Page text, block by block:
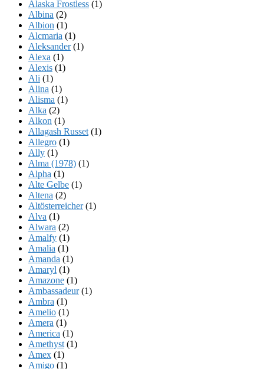
Alaska Frostless (1)
Albina (2)
Albion (1)
Alcmaria (1)
Aleksander(1)
Alexa (1)
Alexis (1)
Ali (1)
Alina (1)
Alisma (1)
Alka (2)
Alkon (1)
Allagash Russet (1)
Allegro (1)
Ally (1)
Alma (1978) (1)
Alpha (1)
Alte Gelbe (1)
Altena (2)
Altösterreicher(1)
Alva (1)
Alwara (2)
Amalfy (1)
Amalia (1)
Amanda (1)
Amaryl (1)
Amazone (1)
Ambassadeur(1)
Ambra (1)
Amelio (1)
Amera (1)
America (1)
Amethyst (1)
Amex (1)
Amigo (1)